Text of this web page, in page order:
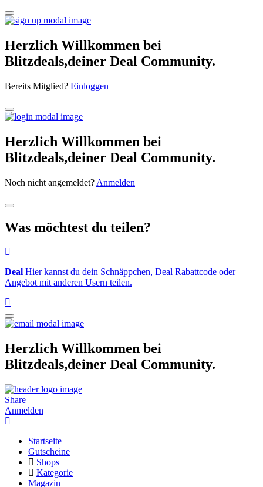
Herzlich Willkommen bei
Blitzdeals,deiner Deal Community.
Bereits Mitglied? Einloggen
Herzlich Willkommen bei
Blitzdeals,deiner Deal Community.
Noch nicht angemeldet? Anmelden
Was möchtest du teilen?
Deal Hier kannst du dein Schnäppchen, Deal Rabattcode oder
Angebot mit anderen Usern teilen.
Herzlich Willkommen bei
Blitzdeals,deiner Deal Community.
Share
Anmelden
Startseite
Gutscheine
Shops
Kategorie
Magazin